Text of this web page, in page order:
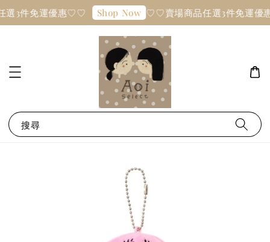
3件免運優惠♡♡ Shop Now ♡♡賣場商品任選3件免運優
搜尋